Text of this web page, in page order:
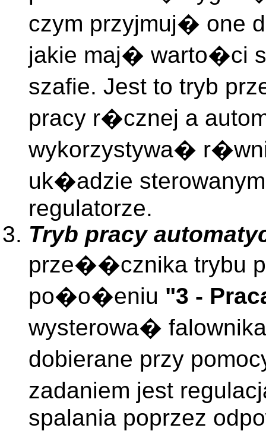
czym przyjmuj� one
jakie maj� warto�ci
szafie. Jest to tryb
pracy r�cznej a
wykorzystywa�
uk�adzie
regulatorze.
Tryb pracy
prze��cznika trybu
po�o�eniu "3 -
wysterowa�
dobierane przy
zadaniem jest
spalania poprzez